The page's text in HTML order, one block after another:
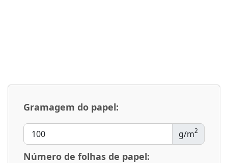
Gramagem do papel:
g/m2
Número de folhas de papel: